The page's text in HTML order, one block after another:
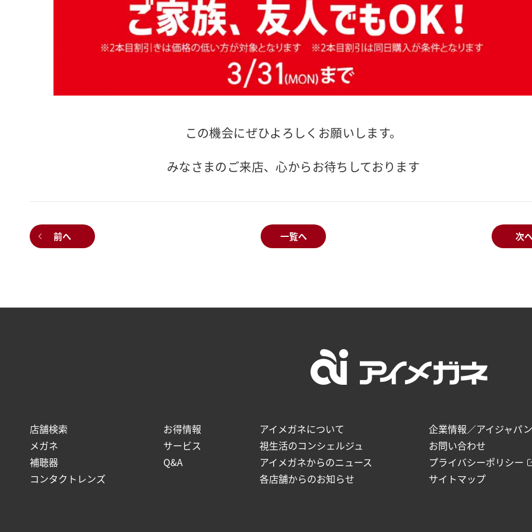
この機会にぜひよろしくお願いします。
みなさまのご来店、心からお待ちしております
前へ 一覧へ 次
店舗検索
メガネ
補聴器
コンタクトレンズ
お得情報
サービス
Q&A
アイメガネについて
視生活のコンシェルジュ
アイメガネからのニュース
各店舗からのお知らせ
企業情報／アイジャパン
お問い合わせ
プライバシーポリシー
サイトマップ